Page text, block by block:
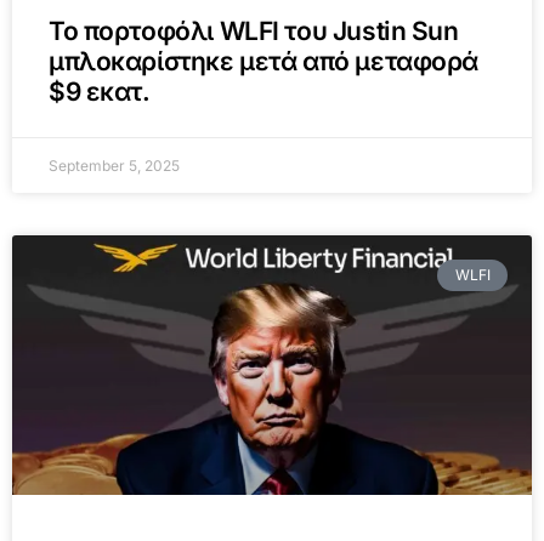
Το πορτοφόλι WLFI του Justin Sun
μπλοκαρίστηκε μετά από μεταφορά
$9 εκατ.
September 5, 2025
WLFI